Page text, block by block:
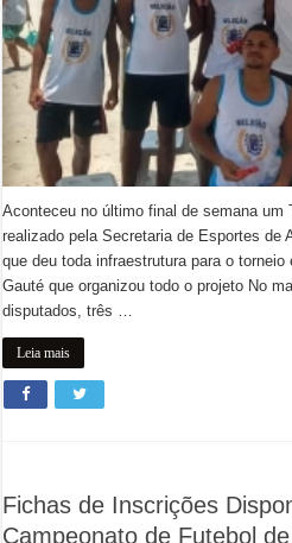
Aconteceu no último final de semana um
realizado pela Secretaria de Esportes de
que deu toda infraestrutura para o
Gauté que organizou todo o projeto No
disputados, três …
Leia mais
Fichas de Inscrições
Campeonato de Futebol